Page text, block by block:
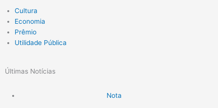
Cultura
Economia
Prêmio
Utilidade Pública
Últimas Notícias
Nota